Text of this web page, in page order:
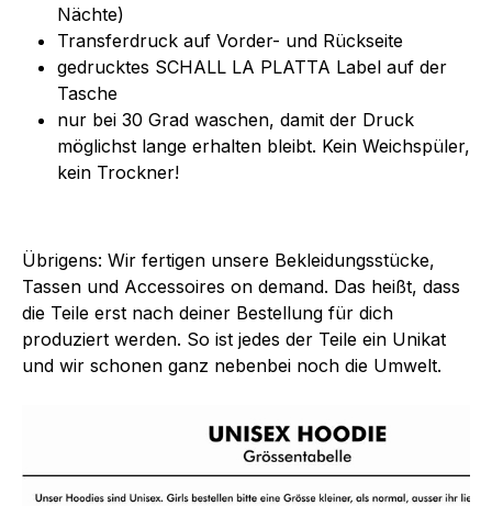
Nächte)
Transferdruck auf Vorder- und Rückseite
gedrucktes SCHALL LA PLATTA Label auf der
Tasche
nur bei 30 Grad waschen, damit der Druck
möglichst lange erhalten bleibt. Kein Weichspüler,
kein Trockner!
Übrigens: Wir fertigen unsere Bekleidungsstücke,
Tassen und Accessoires on demand. Das heißt, dass
die Teile erst nach deiner Bestellung für dich
produziert werden. So ist jedes der Teile ein Unikat
und wir schonen ganz nebenbei noch die Umwelt.